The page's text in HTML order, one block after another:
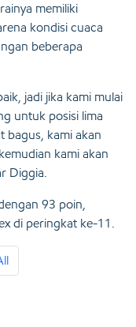
memiliki
kondisi cuaca
beberapa
jadi jika kami mulai
untuk posisi lima
bagus, kami akan
kami akan
Diggia.
93 poin,
di peringkat ke-11.